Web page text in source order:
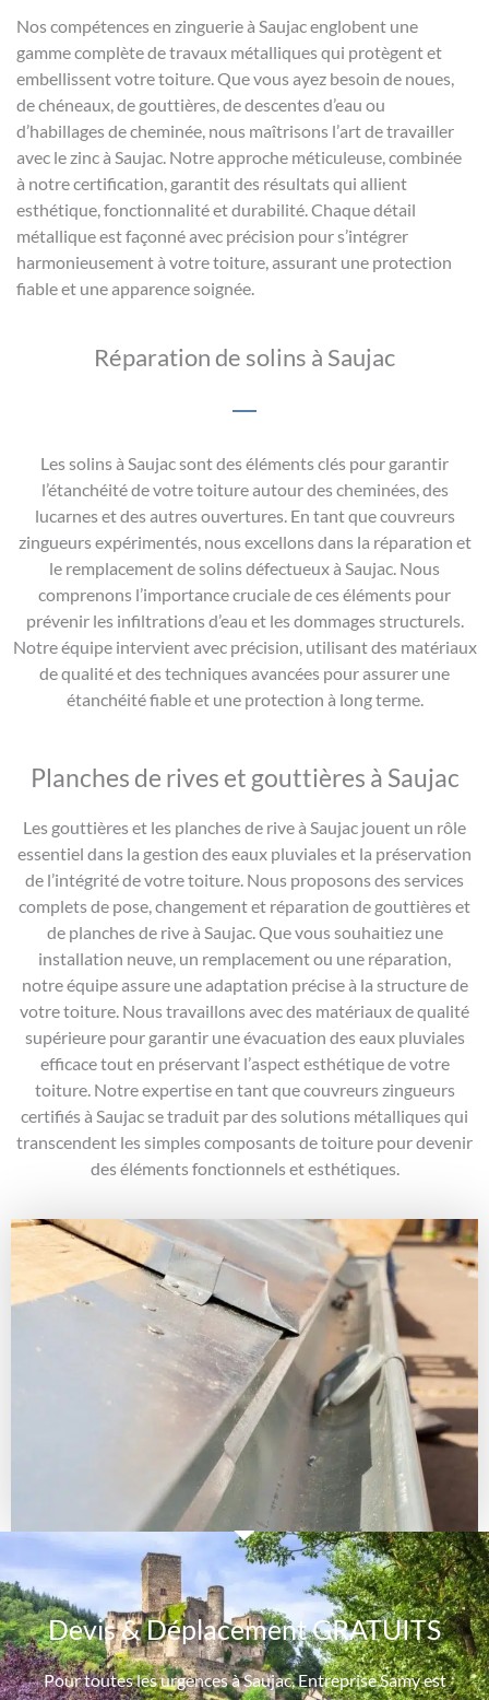
Nos compétences en zinguerie à Saujac englobent une
gamme complète de travaux métalliques qui protègent et
embellissent votre toiture. Que vous ayez besoin de noues,
de chéneaux, de gouttières, de descentes d’eau ou
d’habillages de cheminée, nous maîtrisons l’art de travailler
avec le zinc à Saujac. Notre approche méticuleuse, combinée
à notre certification, garantit des résultats qui allient
esthétique, fonctionnalité et durabilité. Chaque détail
métallique est façonné avec précision pour s’intégrer
harmonieusement à votre toiture, assurant une protection
fiable et une apparence soignée.
Réparation de solins à Saujac
Les solins à Saujac sont des éléments clés pour garantir
l’étanchéité de votre toiture autour des cheminées, des
lucarnes et des autres ouvertures. En tant que couvreurs
zingueurs expérimentés, nous excel­lons dans la réparation et
le remplacement de solins défectueux à Saujac. Nous
comprenons l’importance cruciale de ces éléments pour
prévenir les infiltrations d’eau et les dommages structurels.
Notre équipe intervient avec précision, utilisant des matériaux
de qualité et des techniques avancées pour assurer une
étanchéité fiable et une protection à long terme.
Planches de rives et gouttières à Saujac
Les gouttières et les planches de rive à Saujac jouent un rôle
essentiel dans la gestion des eaux pluviales et la préservation
de l’intégrité de votre toiture. Nous proposons des services
complets de pose, changement et réparation de gouttières et
de planches de rive à Saujac. Que vous souhaitiez une
installation neuve, un remplacement ou une réparation,
notre équipe assure une adaptation précise à la structure de
votre toiture. Nous travaillons avec des matériaux de qualité
supérieure pour garantir une évacuation des eaux pluviales
efficace tout en préservant l’aspect esthétique de votre
toiture. Notre expertise en tant que couvreurs zingueurs
certifiés à Saujac se traduit par des solutions métalliques qui
transcendent les simples composants de toiture pour devenir
des éléments fonctionnels et esthétiques.
Devis & Déplacement GRATUITS
Pour toutes les urgences à Saujac, Entreprise Samy est